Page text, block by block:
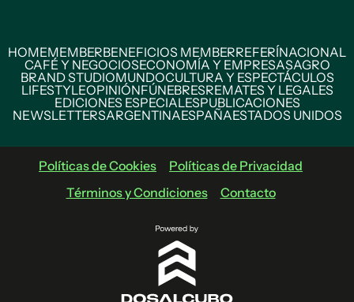
HOMEMEMBERBENEFICIOS MEMBERREFERÍNACIONAL
CAFÉ Y NEGOCIOSECONOMÍA Y EMPRESASAGRO
BRAND STUDIOMUNDOCULTURA Y ESPECTÁCULOS
LIFESTYLEOPINIÓNFÚNEBRESREMATES Y LEGALES
EDICIONES ESPECIALESPUBLICACIONES
NEWSLETTERSARGENTINAESPAÑAESTADOS UNIDOS
Políticas de Cookies
Políticas de Privacidad
Términos y Condiciones
Contacto